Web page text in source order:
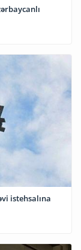
istehsalına